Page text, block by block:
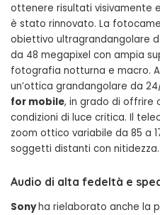
ottenere risultati visivamente
è stato rinnovato. La
obiettivo ultragrandangolare
da 48 megapixel con ampia
fotografia notturna e macro.
un’ottica grandangolare da
for mobile, in grado di offrire
condizioni di luce critica. Il
zoom ottico variabile da 85 a
soggetti distanti con nitidezza.
Audio di alta fedeltà e
Sonyha rielaborato anche la